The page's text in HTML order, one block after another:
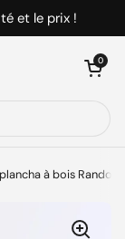
et le prix !
Ouvrir le
0
à bois Random